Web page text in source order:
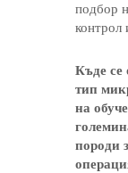
подбор
контрол
Къде се
тип
на
породи